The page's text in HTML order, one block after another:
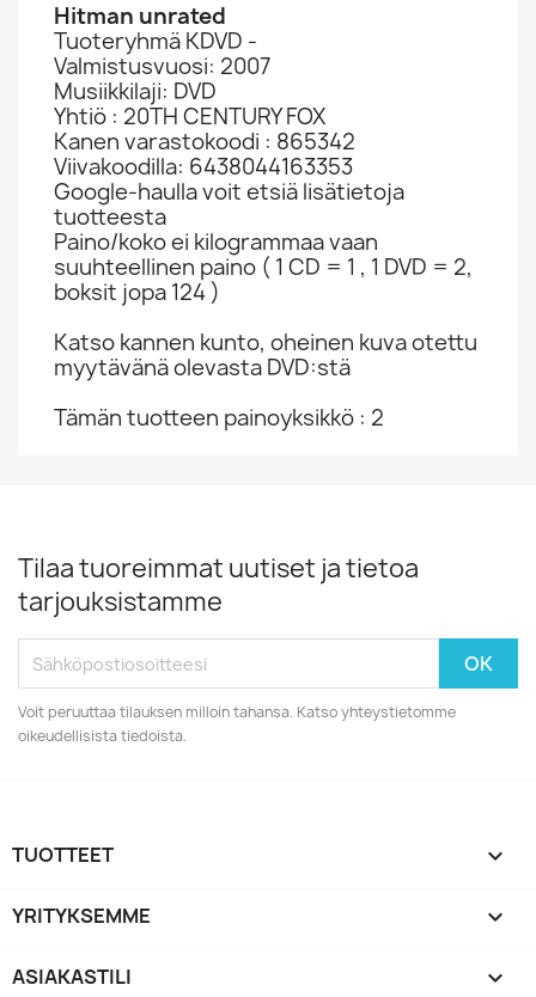
Hitman unrated
Tuoteryhmä KDVD -
Valmistusvuosi: 2007
Musiikkilaji: DVD
Yhtiö : 20TH CENTURY FOX
Kanen varastokoodi : 865342
Viivakoodilla: 6438044163353
Google-haulla voit etsiä lisätietoja
tuotteesta
Paino/koko ei kilogrammaa vaan
suuhteellinen paino ( 1 CD = 1 , 1 DVD = 2,
boksit jopa 124 )
Katso kannen kunto, oheinen kuva otettu
myytävänä olevasta DVD:stä
Tämän tuotteen painoyksikkö : 2
Tilaa tuoreimmat uutiset ja tietoa
tarjouksistamme
Voit peruuttaa tilauksen milloin tahansa. Katso yhteystietomme
oikeudellisista tiedoista.
TUOTTEET 
YRITYKSEMME 
ASIAKASTILI 